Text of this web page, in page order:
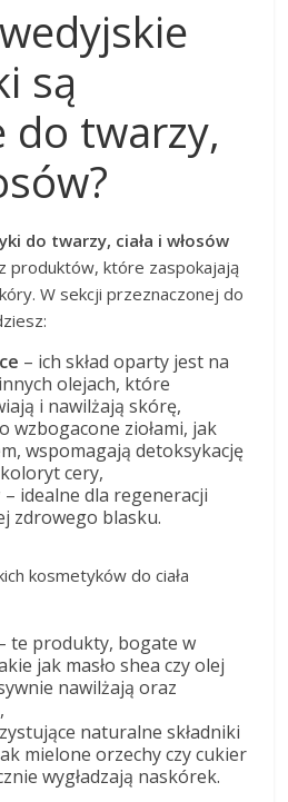
są
do twarzy,
do twarzy, ciała i włosów
produktów, które zaspokajają
W sekcji przeznaczonej do
– ich skład oparty jest na
olejach, które
i nawilżają skórę,
wzbogacone ziołami, jak
wspomagają detoksykację
cery,
– idealne dla regeneracji
zdrowego blasku.
kosmetyków do ciała
te produkty, bogate w
jak masło shea czy olej
nawilżają oraz
naturalne składniki
mielone orzechy czy cukier
wygładzają naskórek.